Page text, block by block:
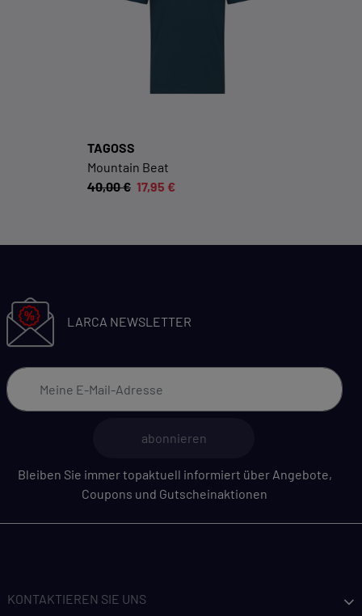
KOMFORTFUNKTIONEN
Cookie-Informationen anzeigen
EXTERN
Inhalte von externen Dienstleistern wie Google,
Social-Media-Plattformen etc.
TAGOSS
Mountain Beat
40,00 € 17,95 €
LARCA NEWSLETTER
abonnieren
Bleiben Sie immer topaktuell informiert über Angebote,
Coupons und Gutscheinaktionen
KONTAKTIEREN SIE UNS